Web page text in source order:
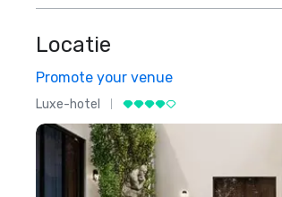
Locatie
Promote your venue
Luxe-hotel